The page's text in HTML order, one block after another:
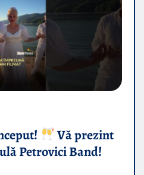
Vă prezint
Petrovici Band!